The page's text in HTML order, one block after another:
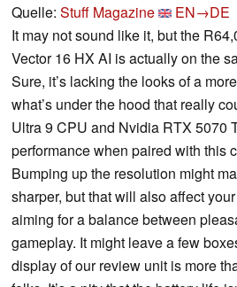
Quelle: Stuff Magazine
EN→DE
It may not sound like it, but the
Vector 16 HX AI is actually on the
Sure, it’s lacking the looks of a
what’s under the hood that really
Ultra 9 CPU and Nvidia RTX 5070
performance when paired with this
Bumping up the resolution might
sharper, but that will also affect
aiming for a balance between
gameplay. It might leave a few
display of our review unit is more